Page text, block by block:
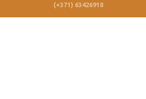
(+371) 63426918